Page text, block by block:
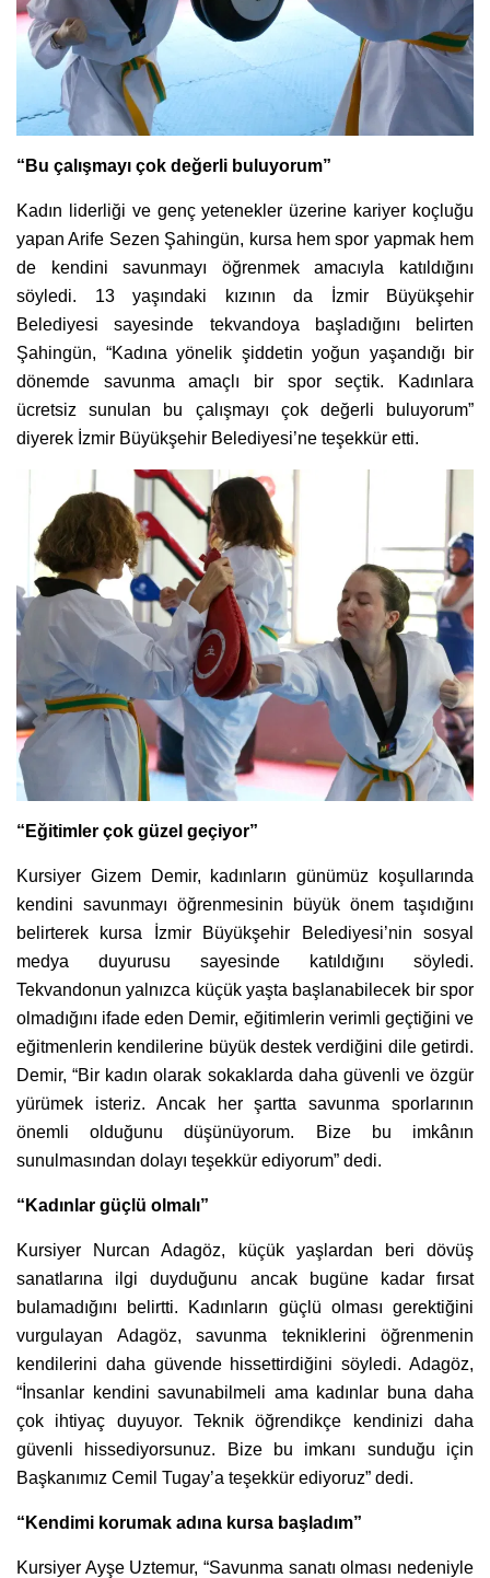
“Bu çalışmayı çok değerli buluyorum”
Kadın liderliği ve genç yetenekler üzerine kariyer koçluğu
yapan Arife Sezen Şahingün, kursa hem spor yapmak hem
de kendini savunmayı öğrenmek amacıyla katıldığını
söyledi. 13 yaşındaki kızının da İzmir Büyükşehir
Belediyesi sayesinde tekvandoya başladığını belirten
Şahingün, “Kadına yönelik şiddetin yoğun yaşandığı bir
dönemde savunma amaçlı bir spor seçtik. Kadınlara
ücretsiz sunulan bu çalışmayı çok değerli buluyorum”
diyerek İzmir Büyükşehir Belediyesi’ne teşekkür etti.
“Eğitimler çok güzel geçiyor”
Kursiyer Gizem Demir, kadınların günümüz koşullarında
kendini savunmayı öğrenmesinin büyük önem taşıdığını
belirterek kursa İzmir Büyükşehir Belediyesi’nin sosyal
medya duyurusu sayesinde katıldığını söyledi.
Tekvandonun yalnızca küçük yaşta başlanabilecek bir spor
olmadığını ifade eden Demir, eğitimlerin verimli geçtiğini ve
eğitmenlerin kendilerine büyük destek verdiğini dile getirdi.
Demir, “Bir kadın olarak sokaklarda daha güvenli ve özgür
yürümek isteriz. Ancak her şartta savunma sporlarının
önemli olduğunu düşünüyorum. Bize bu imkânın
sunulmasından dolayı teşekkür ediyorum” dedi.
“Kadınlar güçlü olmalı”
Kursiyer Nurcan Adagöz, küçük yaşlardan beri dövüş
sanatlarına ilgi duyduğunu ancak bugüne kadar fırsat
bulamadığını belirtti. Kadınların güçlü olması gerektiğini
vurgulayan Adagöz, savunma tekniklerini öğrenmenin
kendilerini daha güvende hissettirdiğini söyledi. Adagöz,
“İnsanlar kendini savunabilmeli ama kadınlar buna daha
çok ihtiyaç duyuyor. Teknik öğrendikçe kendinizi daha
güvenli hissediyorsunuz. Bize bu imkanı sunduğu için
Başkanımız Cemil Tugay’a teşekkür ediyoruz” dedi.
“Kendimi korumak adına kursa başladım”
Kursiyer Ayşe Uztemur, “Savunma sanatı olması nedeniyle